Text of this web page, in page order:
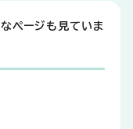
ページも見ていま